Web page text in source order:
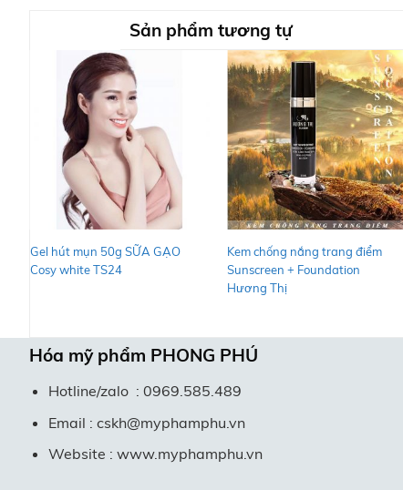
Sản phẩm tương tự
Gel hút mụn 50g SỮA GẠO
Cosy white TS24
+
Kem chống nắng trang điểm
Sunscreen + Foundation
Hương Thị
Hóa mỹ phẩm PHONG PHÚ
Hotline/zalo : 0969.585.489
Email : cskh@myphamphu.vn
Website : www.myphamphu.vn